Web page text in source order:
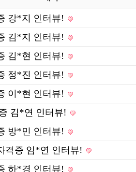
강*지 인터뷰!
김*지 인터뷰!
김*현 인터뷰!
정*진 인터뷰!
이*현 인터뷰!
김*연 인터뷰!
방*민 인터뷰!
격증 임*연 인터뷰!
하*경 인터뷰!